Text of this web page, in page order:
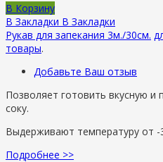
В Корзину
В Закладки В Закладки
Рукав для запекания 3м./30см.
товары.
Добавьте Ваш отзыв
Позволяет готовить вкусную
соку.
Выдерживают температуру от -
Подробнее >>